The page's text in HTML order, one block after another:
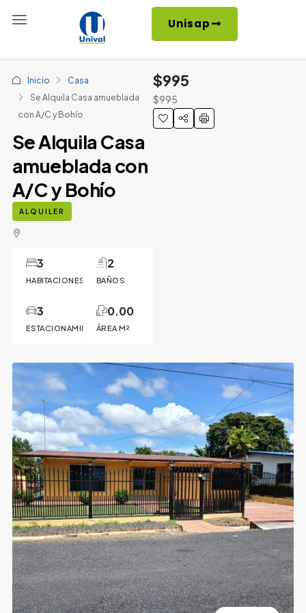
Unisap
Inicio
Casa
Se Alquila Casa amueblada
con A/C y Bohío
Se Alquila Casa
amueblada con
A/C y Bohío
ALQUILER
HABITACIONES
3
BAÑOS
2
ESTACIONAMIENTOS
3
ÁREA M²
0.00
$995
$995